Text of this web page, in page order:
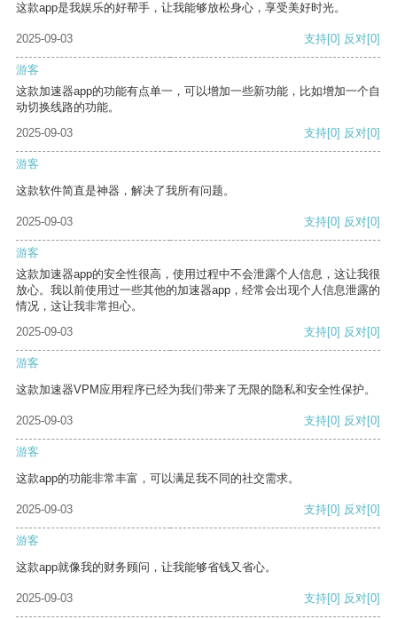
这款app是我娱乐的好帮手，让我能够放松身心，享受美好时光。
2025-09-03 支持[0] 反对[0]
游客
这款加速器app的功能有点单一，可以增加一些新功能，比如增加一个自
动切换线路的功能。
2025-09-03
支持[0] 反对[0]
游客
这款软件简直是神器，解决了我所有问题。
2025-09-03 支持[0] 反对[0]
游客
这款加速器app的安全性很高，使用过程中不会泄露个人信息，这让我很
放心。我以前使用过一些其他的加速器app，经常会出现个人信息泄露的
情况，这让我非常担心。
2025-09-03
支持[0] 反对[0]
游客
这款加速器VPM应用程序已经为我们带来了无限的隐私和安全性保护。
2025-09-03 支持[0] 反对[0]
游客
这款app的功能非常丰富，可以满足我不同的社交需求。
2025-09-03 支持[0] 反对[0]
游客
这款app就像我的财务顾问，让我能够省钱又省心。
2025-09-03 支持[0] 反对[0]